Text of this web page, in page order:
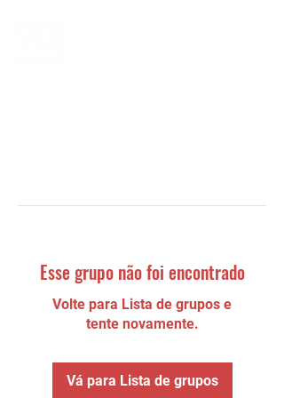
Esse grupo não foi encontrado
Volte para Lista de grupos e
tente novamente.
Vá para Lista de grupos